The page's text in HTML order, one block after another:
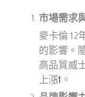
市場需求
麥卡倫 12
的影響。
高品質威
上漲1 。